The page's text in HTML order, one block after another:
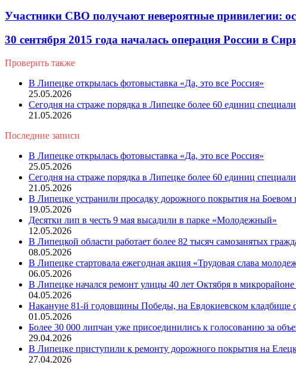
Участники СВО получают невероятные привилегии:
30 сентября 2015 года началась операция России в
Проверить также
В Липецке открылась фотовыставка «Да, это все Россия»
25.05.2026
Сегодня на страже порядка в Липецке более 60 единиц
21.05.2026
Последние записи
В Липецке открылась фотовыставка «Да, это все Россия»
25.05.2026
Сегодня на страже порядка в Липецке более 60 единиц
21.05.2026
В Липецке устранили просадку дорожного покрытия на Боевом
19.05.2026
Десятки лип в честь 9 мая высадили в парке «Молодежный»
12.05.2026
В Липецкой области работает более 82 тысяч самозанятых
08.05.2026
В Липецке стартовала ежегодная акция «Трудовая слава
06.05.2026
В Липецке начался ремонт улицы 40 лет Октября в
04.05.2026
Накануне 81-й годовщины Победы, на Евдокиевском кладбище
01.05.2026
Более 30 000 липчан уже присоединились к голосованию за
29.04.2026
В Липецке приступили к ремонту дорожного покрытия на
27.04.2026